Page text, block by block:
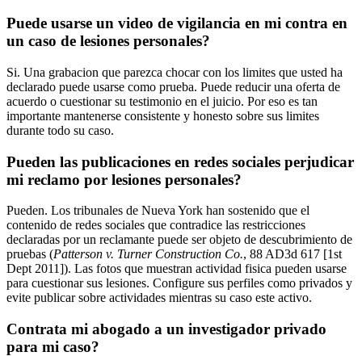
Puede usarse un video de vigilancia en mi contra en
un caso de lesiones personales?
Si. Una grabacion que parezca chocar con los limites que usted ha
declarado puede usarse como prueba. Puede reducir una oferta de
acuerdo o cuestionar su testimonio en el juicio. Por eso es tan
importante mantenerse consistente y honesto sobre sus limites
durante todo su caso.
Pueden las publicaciones en redes sociales perjudicar
mi reclamo por lesiones personales?
Pueden. Los tribunales de Nueva York han sostenido que el
contenido de redes sociales que contradice las restricciones
declaradas por un reclamante puede ser objeto de descubrimiento de
pruebas (Patterson v. Turner Construction Co., 88 AD3d 617 [1st
Dept 2011]). Las fotos que muestran actividad fisica pueden usarse
para cuestionar sus lesiones. Configure sus perfiles como privados y
evite publicar sobre actividades mientras su caso este activo.
Contrata mi abogado a un investigador privado
para mi caso?